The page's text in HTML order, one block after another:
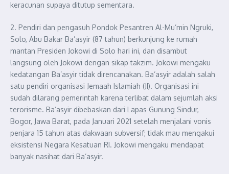
keracunan supaya ditutup sementara.
2. Pendiri dan pengasuh Pondok Pesantren Al-Mu’min Ngruki,
Solo, Abu Bakar Ba’asyir (87 tahun) berkunjung ke rumah
mantan Presiden Jokowi di Solo hari ini, dan disambut
langsung oleh Jokowi dengan sikap takzim. Jokowi mengaku
kedatangan Ba’asyir tidak direncanakan. Ba’asyir adalah salah
satu pendiri organisasi Jemaah Islamiah (JI). Organisasi ini
sudah dilarang pemerintah karena terlibat dalam sejumlah aksi
terorisme. Ba’asyir dibebaskan dari Lapas Gunung Sindur,
Bogor, Jawa Barat, pada Januari 2021 setelah menjalani vonis
penjara 15 tahun atas dakwaan subversif; tidak mau mengakui
eksistensi Negara Kesatuan RI. Jokowi mengaku mendapat
banyak nasihat dari Ba’asyir.